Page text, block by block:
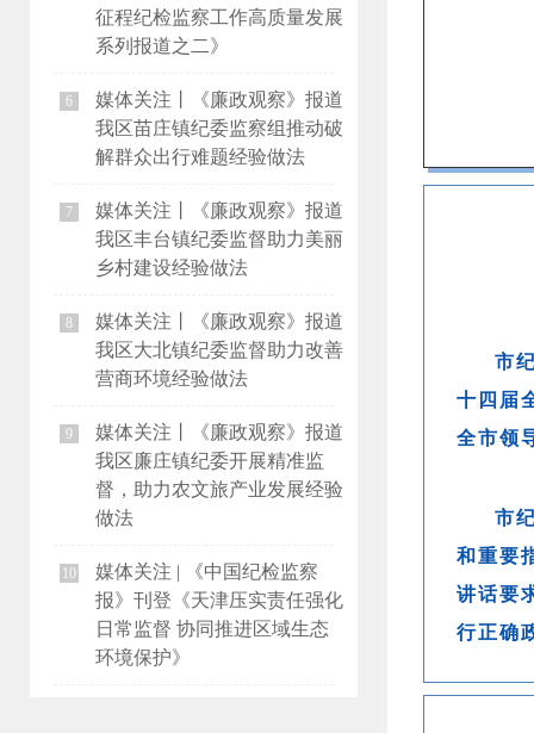
征程纪检监察工作高质量发展
系列报道之二》
6
媒体关注丨《廉政观察》报道
我区苗庄镇纪委监察组推动破
解群众出行难题经验做法
7
媒体关注丨《廉政观察》报道
我区丰台镇纪委监督助力美丽
乡村建设经验做法
8
媒体关注丨《廉政观察》报道
我区大北镇纪委监督助力改善
营商环境经验做法
9
媒体关注丨《廉政观察》报道
我区廉庄镇纪委开展精准监
督，助力农文旅产业发展经验
做法
10
媒体关注 | 《中国纪检监察
报》刊登《天津压实责任强化
日常监督 协同推进区域生态
环境保护》
市
十四届
全市领
市
和重要
讲话要
行正确